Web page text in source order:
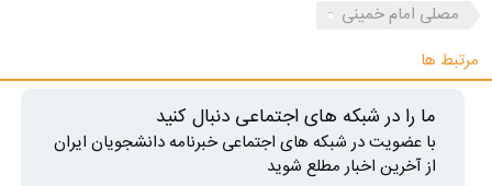
مصلی امام خمینی
مرتبط ها
ما را در شبکه های اجتماعی دنبال کنید
با عضویت در شبکه های اجتماعی خبرنامه دانشجویان ایران
از آخرین اخبار مطلع شوید